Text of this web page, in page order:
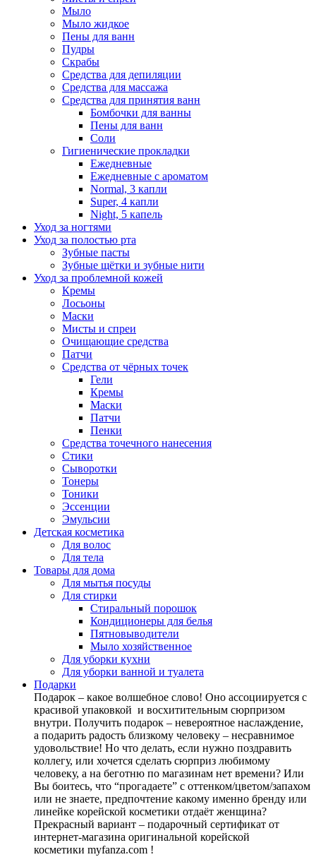
Мыло
Мыло жидкое
Пены для ванн
Пудры
Скрабы
Средства для депиляции
Средства для массажа
Средства для принятия ванн
Бомбочки для ванны
Пены для ванн
Соли
Гигиенические прокладки
Ежедневные
Ежедневные с ароматом
Normal, 3 капли
Super, 4 капли
Night, 5 капель
Уход за ногтями
Уход за полостью рта
Зубные пасты
Зубные щётки и зубные нити
Уход за проблемной кожей
Кремы
Лосьоны
Маски
Мисты и спреи
Очищающие средства
Патчи
Средства от чёрных точек
Гели
Кремы
Маски
Патчи
Пенки
Средства точечного нанесения
Стики
Сыворотки
Тонеры
Тоники
Эссенции
Эмульсии
Детская косметика
Для волос
Для тела
Товары для дома
Для мытья посуды
Для стирки
Стиральный порошок
Кондиционеры для белья
Пятновыводители
Мыло хозяйственное
Для уборки кухни
Для уборки ванной и туалета
Подарки
Подарок – какое волшебное слово! Оно ассоциируется с
красивой упаковкой и восхитительным сюрпризом
внутри. Получить подарок – невероятное наслаждение,
а подарить радость близкому человеку – несравнимое
удовольствие! Но что делать, если нужно поздравить
коллегу, или хочется сделать сюрприз любимому
человеку, а на беготню по магазинам нет времени? Или
Вы боитесь, что “прогадаете” с оттенком/цветом/запахом
или не знаете, предпочтение какому именно бренду или
линейке корейской косметики отдаёт женщина?
Прекрасный вариант – подарочный сертификат от
интернет-магазина оригинальной корейской
косметики myfanza.com !